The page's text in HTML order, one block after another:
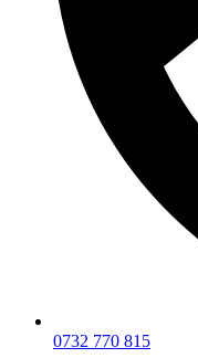
0732 770 815